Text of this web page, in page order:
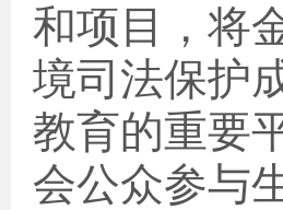
和项目，将
境司法保护
教育的重要
会公众参与